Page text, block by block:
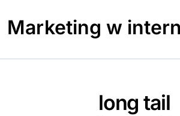
content
Marketing w
long tail